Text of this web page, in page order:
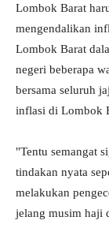
Lombok Barat
mengendalikan
Lombok Barat
negeri beberapa
bersama seluruh
inflasi di Lombok
"Tentu semangat
tindakan nyata
melakukan
jelang musim haji